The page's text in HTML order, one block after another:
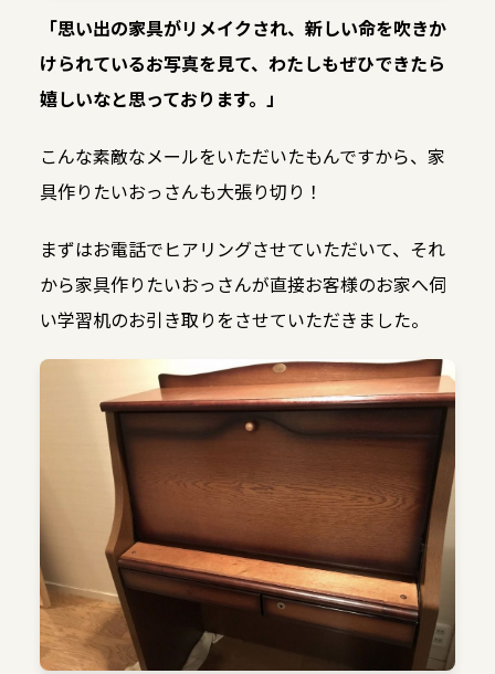
「思い出の家具がリメイクされ、新しい命を吹きか
けられているお写真を見て、わたしもぜひできたら
嬉しいなと思っております。」
こんな素敵なメールをいただいたもんですから、家
具作りたいおっさんも大張り切り！
まずはお電話でヒアリングさせていただいて、それ
から家具作りたいおっさんが直接お客様のお家へ伺
い学習机のお引き取りをさせていただきました。